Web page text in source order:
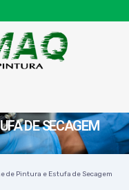
DE SECAGEM
de Pintura e Estufa de Secagem